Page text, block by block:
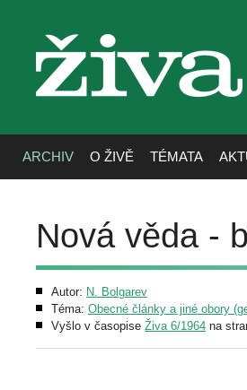
živa
ARCHIV O ŽIVĚ TÉMATA
Nová věda -
Autor: N. Bolgarev
Téma: Obecné články a jiné obory
Vyšlo v časopise Živa 6/1964 na